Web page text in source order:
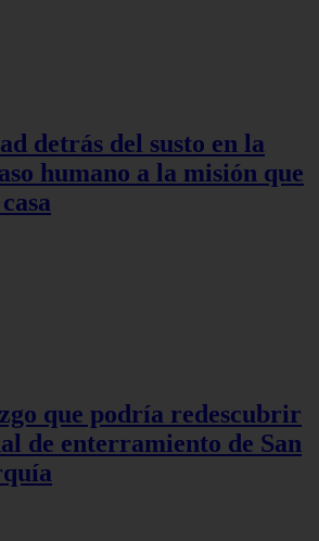
detrás del susto en la
humano a la misión que
que podría redescubrir
de enterramiento de San